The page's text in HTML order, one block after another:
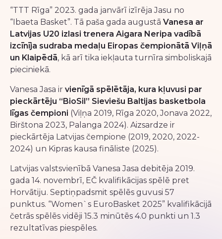
“TTT Rīga” 2023. gada janvārī izīrēja Jasu no
“Ibaeta Basket”. Tā paša gada augustā Vanesa ar
Latvijas U20 izlasi trenera Aigara Neripa vadībā
izcīnīja sudraba medaļu Eiropas čempionātā Viļņā
un Klaipēdā, kā arī tika iekļauta turnīra simboliskajā
pieciniekā.
Vanesa Jasa ir vienīgā spēlētāja, kura kļuvusi par
pieckārtēju “BioSil” Sieviešu Baltijas basketbola
līgas čempioni (Viļņa 2019, Rīga 2020, Jonava 2022,
Birštona 2023, Palanga 2024). Aizsardze ir
pieckārtēja Latvijas čempione (2019, 2020, 2022-
2024) un Kipras kausa fināliste (2025).
Latvijas valstsvienībā Vanesa Jasa debitēja 2019.
gada 14. novembrī, EČ kvalifikācijas spēlē pret
Horvātiju. Septiņpadsmit spēlēs guvusi 57
punktus. “Women`s EuroBasket 2025” kvalifikācijā
četrās spēlēs vidēji 15.3 minūtēs 4.0 punkti un 1.3
rezultatīvas piespēles.